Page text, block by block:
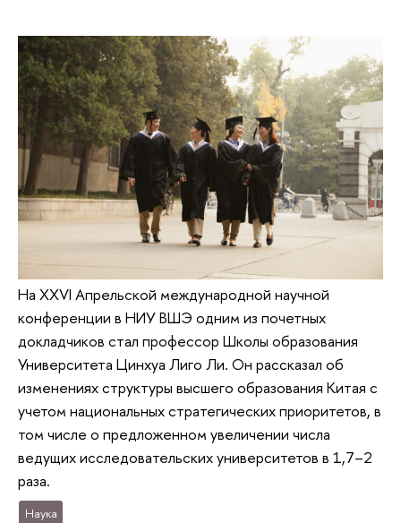
На XXVI Апрельской международной научной
конференции в НИУ ВШЭ одним из почетных
докладчиков стал профессор Школы образования
Университета Цинхуа Лиго Ли. Он рассказал об
изменениях структуры высшего образования Китая с
учетом национальных стратегических приоритетов, в
том числе о предложенном увеличении числа
ведущих исследовательских университетов в 1,7–2
раза.
Наука